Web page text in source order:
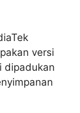
versi
dipadukan